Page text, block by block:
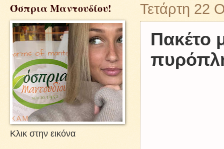
Τετάρτη 22
Πακέτο
Όσπρια Μαντουδίου!
Κλικ στην εικόνα